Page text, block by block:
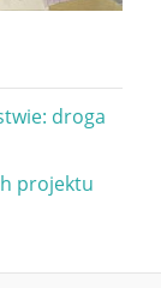
droga
projektu